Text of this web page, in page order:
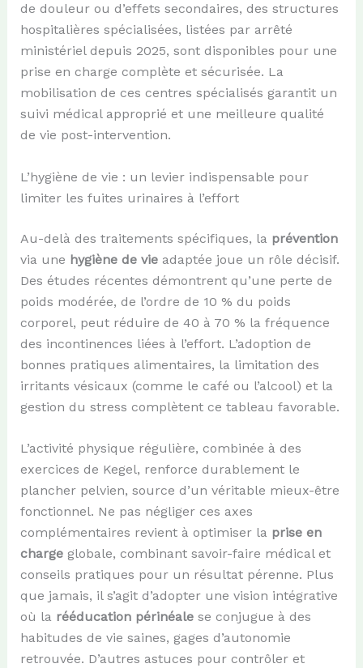
de douleur ou d’effets secondaires, des structures
hospitalières spécialisées, listées par arrêté
ministériel depuis 2025, sont disponibles pour une
prise en charge complète et sécurisée. La
mobilisation de ces centres spécialisés garantit un
suivi médical approprié et une meilleure qualité
de vie post-intervention.
L’hygiène de vie : un levier indispensable pour
limiter les fuites urinaires à l’effort
Au-delà des traitements spécifiques, la prévention
via une hygiène de vieadaptée joue un rôle décisif.
Des études récentes démontrent qu’une perte de
poids modérée, de l’ordre de 10 % du poids
corporel, peut réduire de 40 à 70 % la fréquence
des incontinences liées à l’effort. L’adoption de
bonnes pratiques alimentaires, la limitation des
irritants vésicaux (comme le café ou l’alcool) et la
gestion du stress complètent ce tableau favorable.
L’activité physique régulière, combinée à des
exercices de Kegel, renforce durablement le
plancher pelvien, source d’un véritable mieux-être
fonctionnel. Ne pas négliger ces axes
complémentaires revient à optimiser la prise en
chargeglobale, combinant savoir-faire médical et
conseils pratiques pour un résultat pérenne. Plus
que jamais, il s’agit d’adopter une vision intégrative
où la rééducation périnéalese conjugue à des
habitudes de vie saines, gages d’autonomie
retrouvée. D’autres astuces pour contrôler et